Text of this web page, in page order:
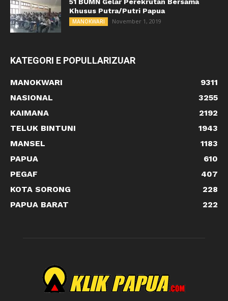
51 BUMN Gelar Perekrutan Bersama
Khusus Putra/Putri Papua
MANOKWARI November 1, 2019
KATEGORI E POPULLARIZUAR
MANOKWARI
9311
NASIONAL
3255
KAIMANA
2192
TELUK BINTUNI
1943
MANSEL
1183
PAPUA
610
PEGAF
407
KOTA SORONG
228
PAPUA BARAT
222